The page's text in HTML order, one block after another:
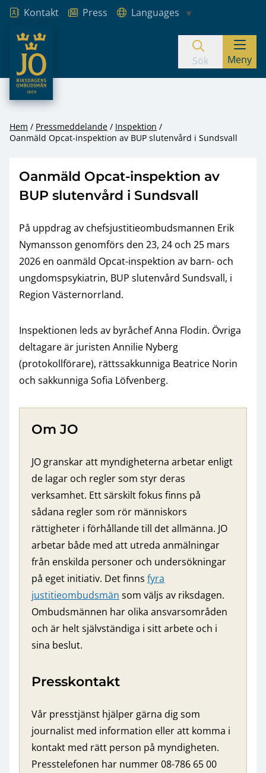
Hoppa till innehåll
Kontakt Press
Languages
JO – Riksdagens Ombudsmän
Sök Meny
Hem Pressmeddelande
Inspektion
Oanmäld Opcat-inspektion av BUP slutenvård i Sundsvall
Oanmäld Opcat-inspektion av
BUP slutenvård i Sundsvall
På uppdrag av chefsjustitieombudsmannen Erik
Nymansson genomförs den 23, 24 och 25 mars
2026 en oanmäld Opcat-inspektion av barn- och
ungdomspsykiatrin, BUP slutenvård Sundsvall, i
Region Västernorrland.
Inspektionen leds av byråchef Anna Flodin. Övriga
deltagare är juristen Annilie Nyberg
(protokollförare), rättssakkunniga Beatrice Norin
och sakkunniga Sofia Löfvenberg.
Om JO
JO granskar att myndigheterna arbetar enligt
de lagar och regler som styr deras
verksamhet. Ett särskilt fokus finns på
sådana regler som rör människors
rättigheter i förhållande till det allmänna. JO
arbetar både med att utreda anmälningar
från enskilda personer och undersökningar
på eget initiativ. Det finns fyra
justitieombudsmän som väljs av riksdagen.
Ombudsmännen har olika ansvarsområden
och är helt självständiga i sitt arbete och i
sina beslut.
Presskontakt
Vår presstjänst hjälper gärna dig som
journalist med information eller att komma i
kontakt med rätt person på myndigheten.
Presstelefonen har nummer 08-786 65 00